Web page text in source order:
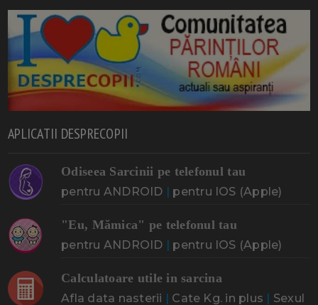
APLICATII DESPRECOPII
Odiseea Sarcinii pe telefonul tau
pentru ANDROID | pentru IOS (Apple)
"Eu, Mămica" pe telefonul tau
pentru ANDROID | pentru IOS (Apple)
Calculatoare utile in sarcina
Afla data nasterii | Cate Kg. in plus | Sexul